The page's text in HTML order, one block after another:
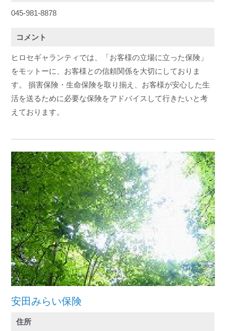
045-981-8878
コメント
ヒロセギャランティでは、「お客様の立場に立った保険」
をモットーに、お客様との信頼関係を大切にしておりま
す。 損害保険・生命保険を取り揃え、お客様が安心した生
活を送るために必要な保険をアドバイスして行きたいと考
えております。
安田みらい保険
住所